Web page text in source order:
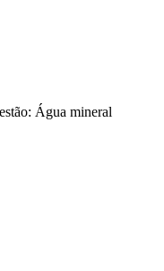
Água mineral